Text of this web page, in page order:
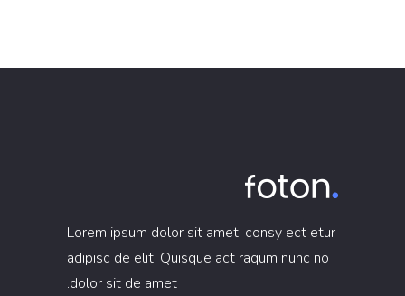
Lorem ipsum dolor sit amet, consy ect etur
adipisc de elit. Quisque act raqum nunc no
dolor sit de amet.